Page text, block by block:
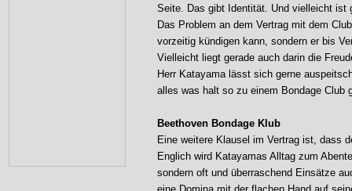
Seite. Das gibt Identität. Und vielleicht ist
Das Problem an dem Vertrag mit dem
vorzeitig kündigen kann, sondern er bis
Vielleicht liegt gerade auch darin die
Herr Katayama lässt sich gerne
alles was halt so zu einem Bondage Club
Beethoven Bondage Klub
Eine weitere Klausel im Vertrag ist, dass
Englich wird Katayamas Alltag zum
sondern oft und überraschend Einsätze